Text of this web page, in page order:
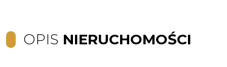
OPIS NIERUCHOMOŚCI